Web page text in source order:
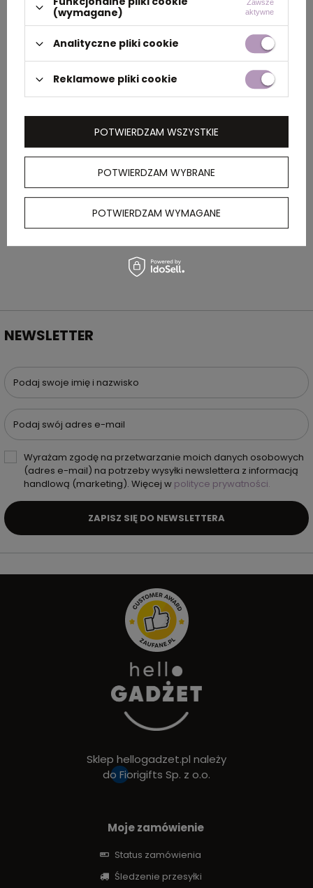
PAKOWANIE
Wymiary
kartonu
zewnętrznego
60 x 40 x 40 cm
OPIS
Pluszowy flaming z haftowanymi oczami
NEWSLETTER
Podaj swoje imię i nazwisko
Podaj swój adres e-mail
Wyrażam zgodę na przetwarzanie moich danych osobowych
(adres e-mail) na potrzeby wysyłki newslettera z informacją
handlową (marketing). Więcej w polityce prywatności.
ZAPISZ SIĘ DO NEWSLETTERA
Sklep hellogadzet.pl należy
do Fiorigifts Sp. z o.o.
Moje zamówienie
Status zamówienia
Śledzenie przesyłki
(wymagane)
Zawsze
aktywne
Analityczne pliki cookie
Reklamowe pliki cookie
POTWIERDZAM WYBRANE
POTWIERDZAM WYMAGANE
POTWIERDZAM WSZYSTKIE